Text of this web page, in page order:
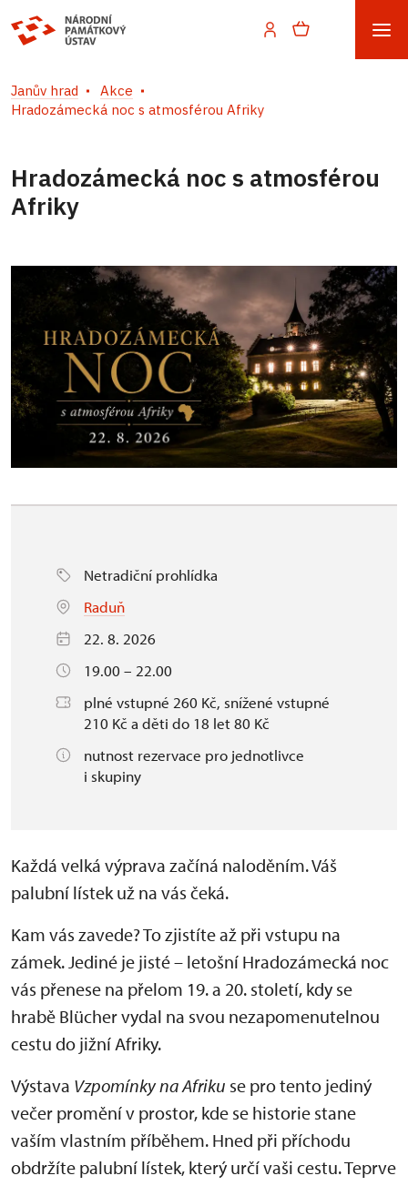
Janův hrad
Akce
Hradozámecká noc s atmosférou Afriky
Hradozámecká noc s atmosférou
Afriky
Netradiční prohlídka
Raduň
22. 8. 2026
19.00 – 22.00
plné vstupné 260 Kč, snížené vstupné
210 Kč a děti do 18 let 80 Kč
nutnost rezervace pro jednotlivce
i skupiny
Každá velká výprava začíná naloděním. Váš
palubní lístek už na vás čeká.
Kam vás zavede? To zjistíte až při vstupu na
zámek. Jediné je jisté – letošní Hradozámecká noc
vás přenese na přelom 19. a 20. století, kdy se
hrabě Blücher vydal na svou nezapomenutelnou
cestu do jižní Afriky.
Výstava Vzpomínky na Afriku se pro tento jediný
večer promění v prostor, kde se historie stane
vaším vlastním příběhem. Hned při příchodu
obdržíte palubní lístek, který určí vaši cestu. Teprve